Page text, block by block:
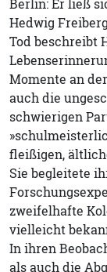
Berlin: Er ließ
Hedwig
Tod beschreibt
Momente an
auch die
schwierigen
fleißigen,
Sie begleitete
zweifelhafte
vielleicht
In ihren
als auch die